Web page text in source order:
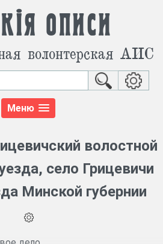
описи
волонтерская АИС
Меню
волостной
село Грицевичи
Минской губернии